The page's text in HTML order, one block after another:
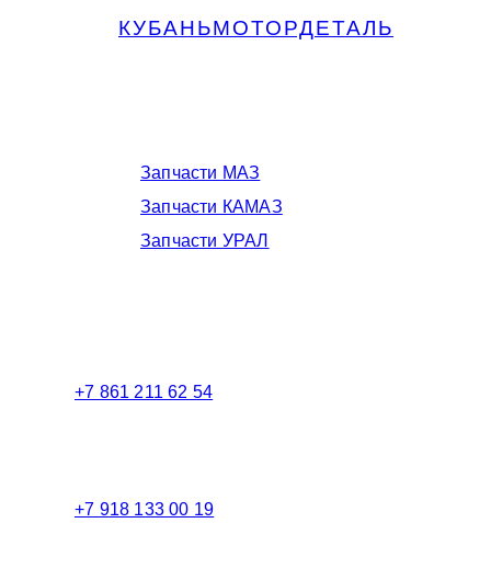
КУБАНЬМОТОРДЕТАЛЬ
Запчасти МАЗ
Запчасти КАМАЗ
Запчасти УРАЛ
+7 861 211 62 54
+7 918 133 00 19